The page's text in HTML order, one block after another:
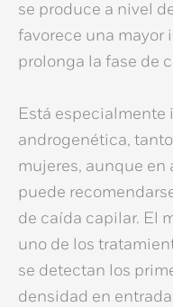
se produce a nivel
favorece una mayor
prolonga la fase de
Está especialmente
androgenética,
mujeres, aunque en
puede
de caída capilar. El
uno de los
se detectan los
densidad en